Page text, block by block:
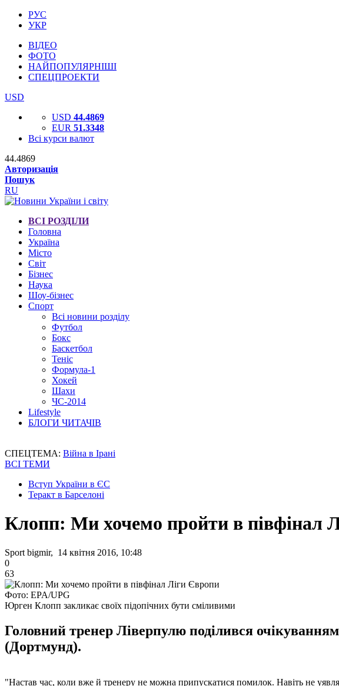
РУС
УКР
ВІДЕО
ФОТО
НАЙПОПУЛЯРНІШІ
СПЕЦПРОЕКТИ
USD
USD 44.4869
EUR 51.3348
Всі курси валют
44.4869
Авторизація
Пошук
RU
ВСІ РОЗДІЛИ
Головна
Україна
Місто
Світ
Бізнес
Наука
Шоу-бізнес
Спорт
Всі новини розділу
Футбол
Бокс
Баскетбол
Теніс
Формула-1
Хокей
Шахи
ЧС-2014
Lifestyle
БЛОГИ ЧИТАЧІВ
СПЕЦТЕМА: Війна в Ірані
ВСІ ТЕМИ
Вступ України в ЄС
Теракт в Барселоні
Клопп: Ми хочемо пройти в півфінал
Sport bigmir, 14 квітня 2016, 10:48
0
63
Фото: EPA/UPG
Юрген Клопп закликає своїх підопічних бути сміливими
Головний тренер Ліверпулю поділився
(Дортмунд).
"Настав час, коли вже й тренеру не можна припускатися помилок. Навіть не